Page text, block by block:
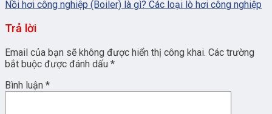
Nồi hơi công nghiệp (Boiler) là gì? Các loại lò hơi công nghiệp
Trả lời
Email của bạn sẽ không được hiển thị công khai. Các trường
bắt buộc được đánh dấu *
Bình luận *